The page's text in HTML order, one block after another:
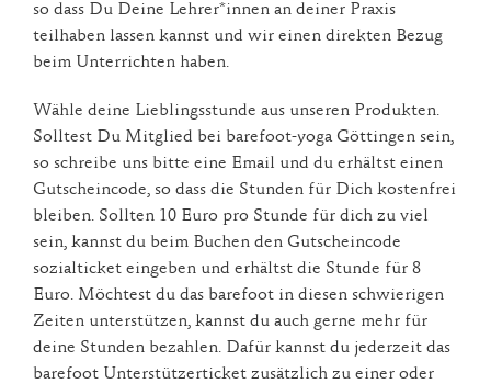
so dass Du Deine Lehrer*innen an deiner Praxis
teilhaben lassen kannst und wir einen direkten Bezug
beim Unterrichten haben.
Wähle deine Lieblingsstunde aus unseren Produkten.
Solltest Du Mitglied bei barefoot-yoga Göttingen sein,
so schreibe uns bitte eine Email und du erhältst einen
Gutscheincode, so dass die Stunden für Dich kostenfrei
bleiben. Sollten 10 Euro pro Stunde für dich zu viel
sein, kannst du beim Buchen den Gutscheincode
sozialticket eingeben und erhältst die Stunde für 8
Euro. Möchtest du das barefoot in diesen schwierigen
Zeiten unterstützen, kannst du auch gerne mehr für
deine Stunden bezahlen. Dafür kannst du jederzeit das
barefoot Unterstützerticket zusätzlich zu einer oder